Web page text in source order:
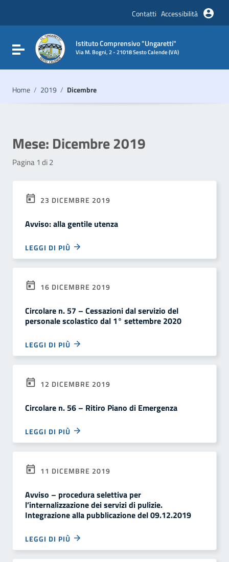
Vai al footer
Contatti Accessibilità
Attiva / disattiva la navigazione
Istituto Comprensivo "Ungaretti"
Via M. Bogni, 2 - 21018 Sesto Calende (VA)
Home / 2019 / Dicembre
Mese: Dicembre 2019
Pagina 1 di 2
23 DICEMBRE 2019
Avviso: alla gentile utenza
LEGGI DI PIÙ
16 DICEMBRE 2019
Circolare n. 57 – Cessazioni dal servizio del
personale scolastico dal 1° settembre 2020
LEGGI DI PIÙ
12 DICEMBRE 2019
Circolare n. 56 – Ritiro Piano di Emergenza
LEGGI DI PIÙ
11 DICEMBRE 2019
Avviso – procedura selettiva per
l’internalizzazione dei servizi di pulizie.
Integrazione alla pubblicazione del 09.12.2019
LEGGI DI PIÙ